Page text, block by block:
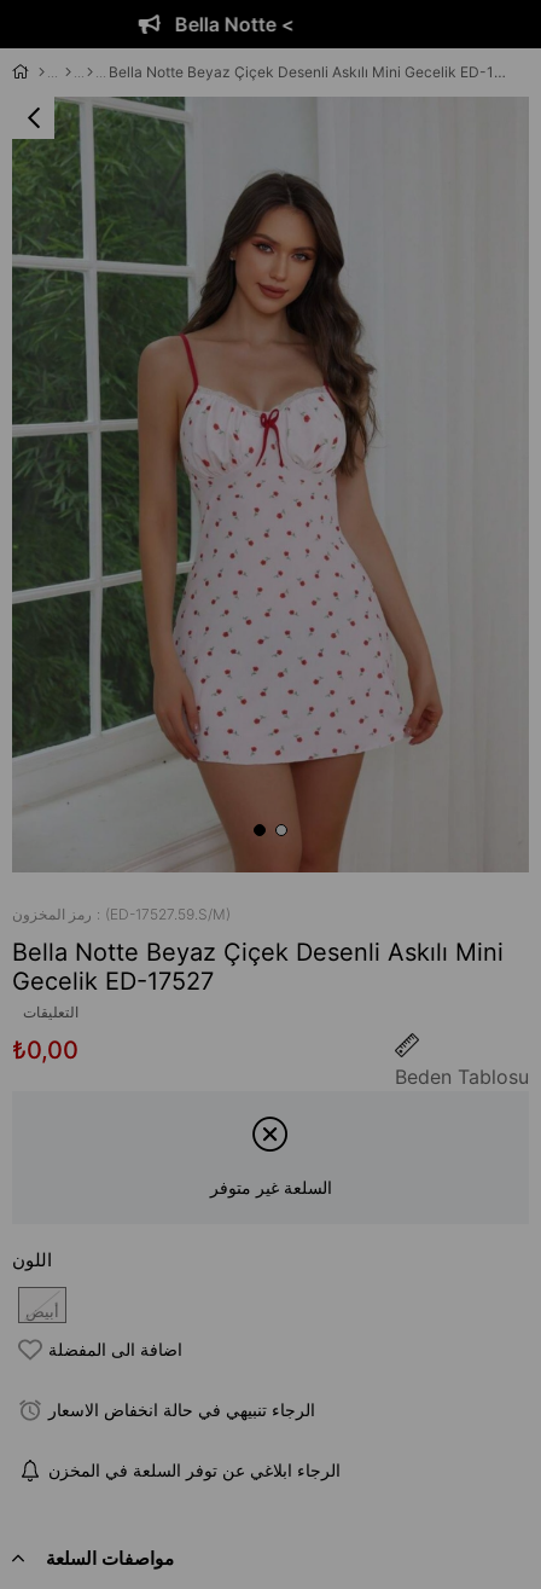
Bella Notte <
Bella Notte Beyaz Çiçek Desenli Askılı Mini Gecelik ED-17527
رمز المخزون (ED-17527.59.S/M)
Bella Notte Beyaz Çiçek Desenli Askılı Mini
Gecelik ED-17527
التعليقات
₺0,00
Beden Tablosu
السلعة غير متوفر
اللون
أبيض
اضافة الى المفضلة
الرجاء تنبيهي في حالة انخفاض الاسعار
الرجاء ابلاغي عن توفر السلعة في المخزن
مواصفات السلعة